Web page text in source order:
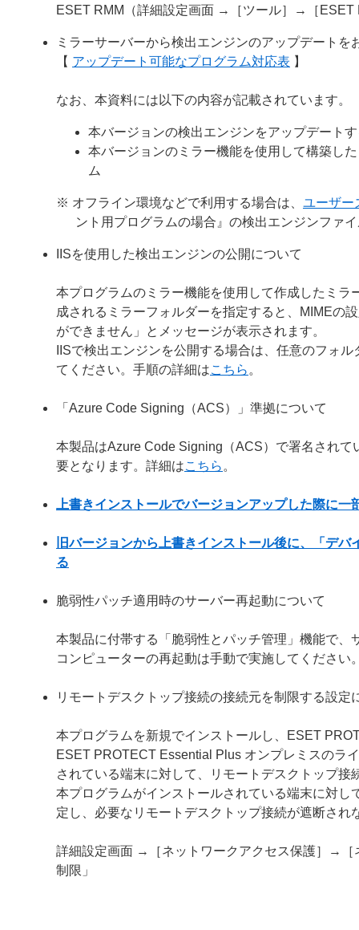
ESET RMM（詳細設定画面 →［ツール］→［ESET
ミラーサーバーから検出エンジンのアップデート
【 アップデート可能なプログラム対応表 】
なお、本資料には以下の内容が記載されています。
本バージョンの検出エンジンをアップデート
本バージョンのミラー機能を使用して構築し
ム
※ オフライン環境などで利用する場合は、 ユーザー
ント用プログラムの場合』の検出エンジンファ
IISを使用した検出エンジンの公開について
本プログラムのミラー機能を使用して作成したミ
成されるミラーフォルダーを指定すると、MIMEの
ができません」とメッセージが表示されます。
IISで検出エンジンを公開する場合は、任意のフォ
てください。手順の詳細はこちら 。
「Azure Code Signing（ACS）」準拠について
本製品はAzure Code Signing（ACS）で署名され
要となります。詳細はこちら 。
上書きインストールでバージョンアップした際に一
旧バージョンから上書きインストール後に、「デ
る
脆弱性パッチ適用時のサーバー再起動について
本製品に付帯する「脆弱性とパッチ管理」機能で、
コンピューターの再起動は手動で実施してください
リモートデスクトップ接続の接続元を制限する設定
本プログラムを新規でインストールし、ESET
ESET PROTECT Essential Plus オンプレミスのラ
されている端末に対して、リモートデスクトップ
本プログラムがインストールされている端末に対
定し、必要なリモートデスクトップ接続が遮断され
詳細設定画面 →［ネットワークアクセス保護］→
制限」